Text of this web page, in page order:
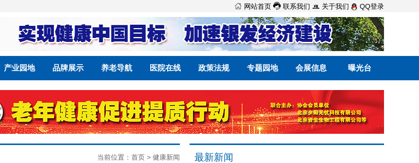
 网站首页  联系我们  关于我们 QQ登录
产业园地 品牌展示 养老导航 医院在线 政策法规 专题园地 会展信息 曝光台
当前位置： 首页 > 健康新闻 最新新闻